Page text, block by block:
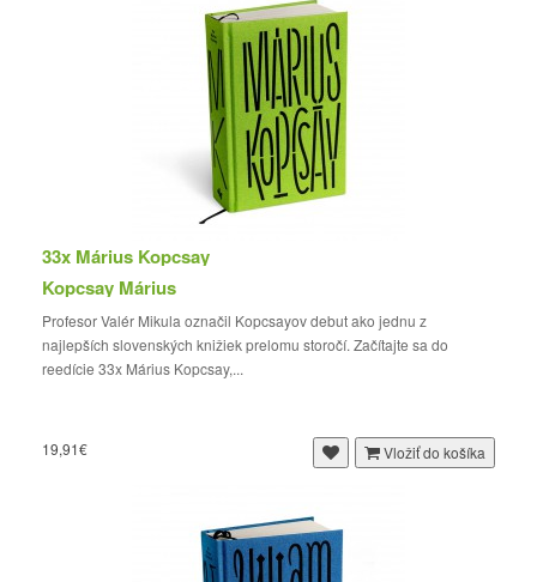
33x Márius Kopcsay
Kopcsay Márius
Profesor Valér Mikula označil Kopcsayov debut ako jednu z
najlepších slovenských knižiek prelomu storočí. Začítajte sa do
reedície 33x Márius Kopcsay,...
19,91€ Vložiť do košíka